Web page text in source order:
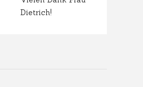
Dietrich!